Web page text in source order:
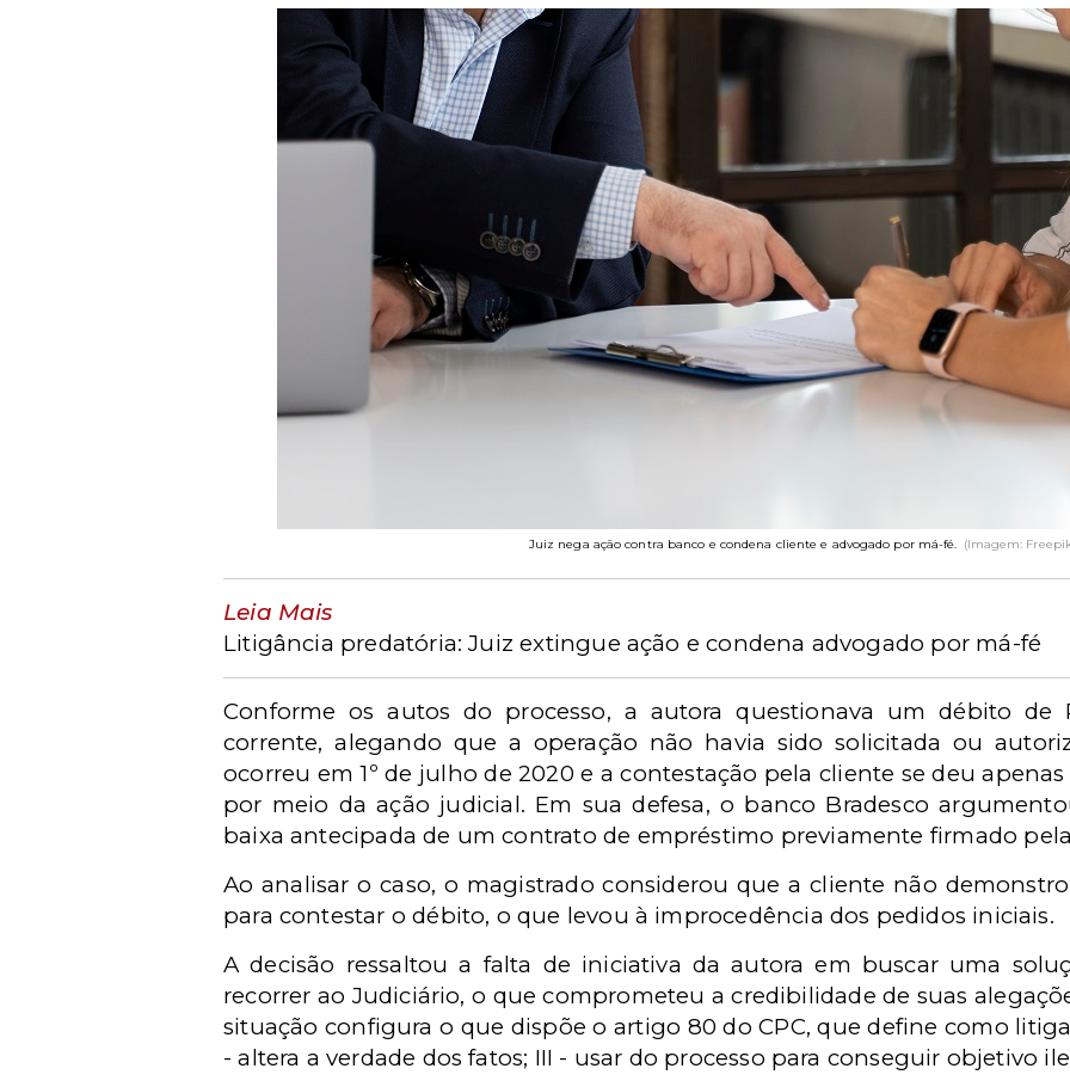
Juiz nega ação contra banco e condena cliente e advogado por má-fé. (Imagem:
Leia Mais
Litigância predatória: Juiz extingue ação e condena advogado por má-fé
Conforme os autos do processo, a autora questionava um débito de
corrente, alegando que a operação não havia sido solicitada ou
ocorreu em 1º de julho de 2020 e a contestação pela cliente se deu
por meio da ação judicial. Em sua defesa, o banco Bradesco
baixa antecipada de um contrato de empréstimo previamente firmado
Ao analisar o caso, o magistrado considerou que a cliente não
para contestar o débito, o que levou à improcedência dos pedidos iniciais.
A decisão ressaltou a falta de iniciativa da autora em buscar uma
recorrer ao Judiciário, o que comprometeu a credibilidade de suas
situação configura o que dispõe o artigo 80 do CPC, que define como
- altera a verdade dos fatos; III - usar do processo para conseguir objetivo